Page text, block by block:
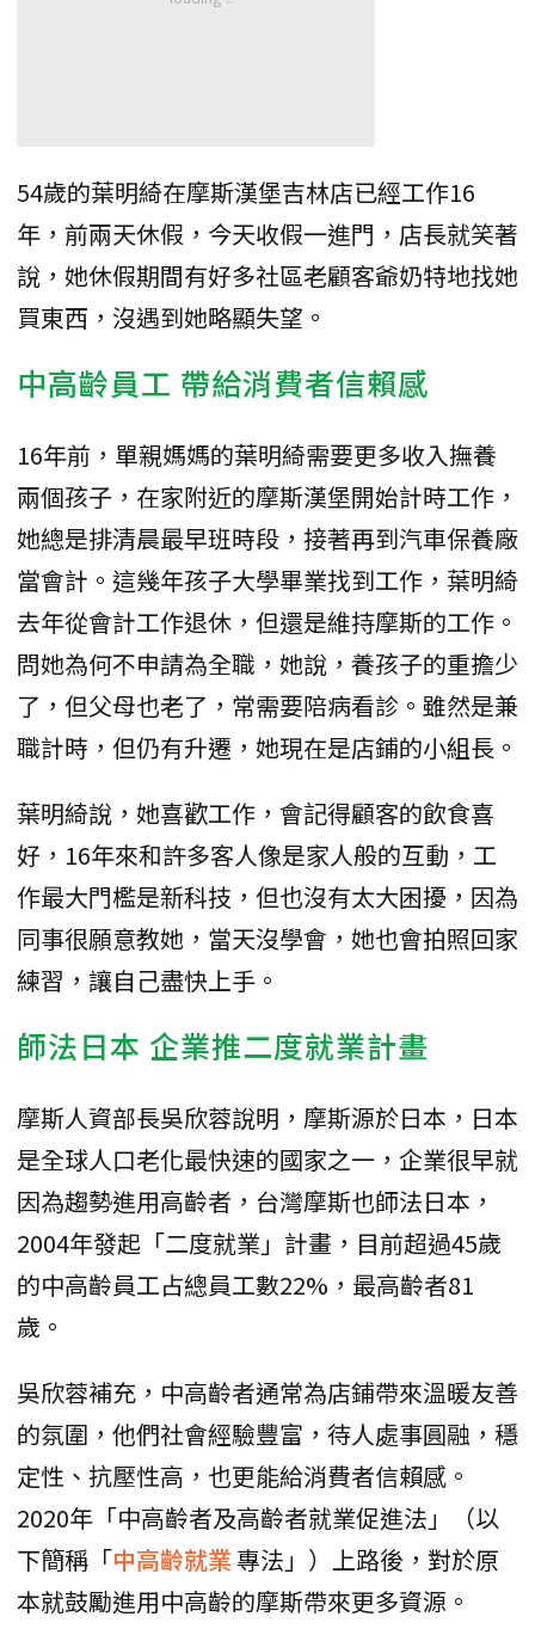
54歲的葉明綺在摩斯漢堡吉林店已經工作16
年，前兩天休假，今天收假一進門，店長就笑著
說，她休假期間有好多社區老顧客爺奶特地找她
買東西，沒遇到她略顯失望。
中高齡員工 帶給消費者信賴感
16年前，單親媽媽的葉明綺需要更多收入撫養
兩個孩子，在家附近的摩斯漢堡開始計時工作，
她總是排清晨最早班時段，接著再到汽車保養廠
當會計。這幾年孩子大學畢業找到工作，葉明綺
去年從會計工作退休，但還是維持摩斯的工作。
問她為何不申請為全職，她說，養孩子的重擔少
了，但父母也老了，常需要陪病看診。雖然是兼
職計時，但仍有升遷，她現在是店鋪的小組長。
葉明綺說，她喜歡工作，會記得顧客的飲食喜
好，16年來和許多客人像是家人般的互動，工
作最大門檻是新科技，但也沒有太大困擾，因為
同事很願意教她，當天沒學會，她也會拍照回家
練習，讓自己盡快上手。
師法日本 企業推二度就業計畫
摩斯人資部長吳欣蓉說明，摩斯源於日本，日本
是全球人口老化最快速的國家之一，企業很早就
因為趨勢進用高齡者，台灣摩斯也師法日本，
2004年發起「二度就業」計畫，目前超過45歲
的中高齡員工占總員工數22%，最高齡者81
歲。
吳欣蓉補充，中高齡者通常為店鋪帶來溫暖友善
的氛圍，他們社會經驗豐富，待人處事圓融，穩
定性、抗壓性高，也更能給消費者信賴感。
2020年「中高齡者及高齡者就業促進法」（以
下簡稱「中高齡就業專法」）上路後，對於原
本就鼓勵進用中高齡的摩斯帶來更多資源。